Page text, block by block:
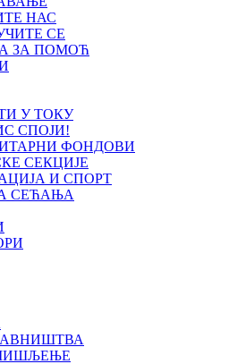
НАС
СЕ
ЗА ПОМОЋ
У ТОКУ
СПОЈИ!
ФОНДОВИ
СЕКЦИЈЕ
И СПОРТ
СЕЋАЊА